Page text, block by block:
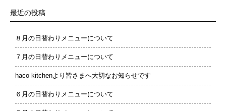
最近の投稿
８月の日替わりメニューについて
７月の日替わりメニューについて
haco kitchenより皆さまへ大切なお知らせです
６月の日替わりメニューについて